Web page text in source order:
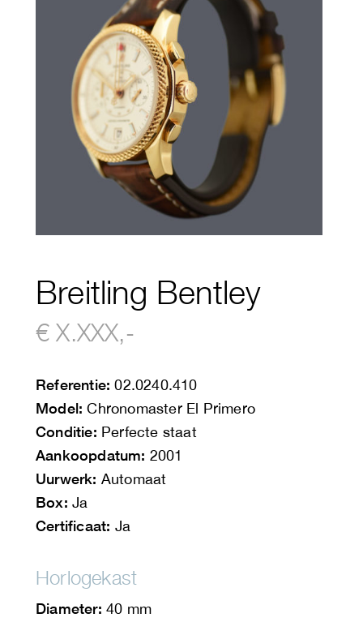
Breitling Bentley
€ X.XXX,-
Referentie: 02.0240.410
Model: Chronomaster El Primero
Conditie: Perfecte staat
Aankoopdatum: 2001
Uurwerk: Automaat
Box: Ja
Certificaat: Ja
Horlogekast
Diameter: 40 mm